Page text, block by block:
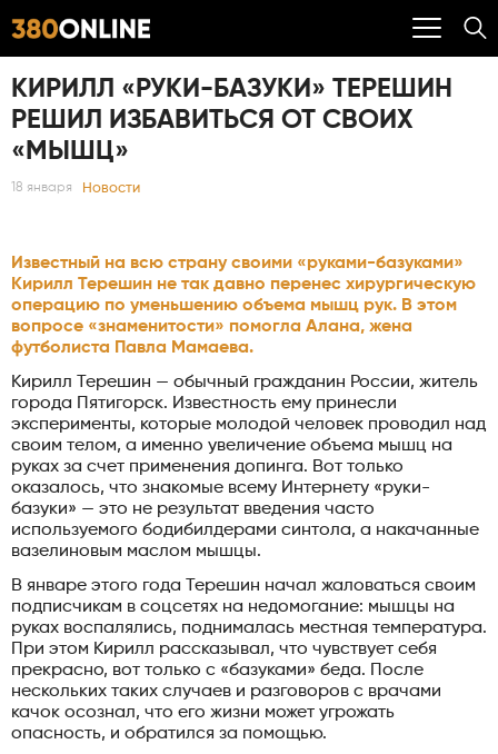
КИРИЛЛ «РУКИ-БАЗУКИ» ТЕРЕШИН
РЕШИЛ ИЗБАВИТЬСЯ ОТ СВОИХ
«МЫШЦ»
18 января Новости
Известный на всю страну своими «руками-базуками»
Кирилл Терешин не так давно перенес хирургическую
операцию по уменьшению объема мышц рук. В этом
вопросе «знаменитости» помогла Алана, жена
футболиста Павла Мамаева.
Кирилл Терешин — обычный гражданин России, житель
города Пятигорск. Известность ему принесли
эксперименты, которые молодой человек проводил над
своим телом, а именно увеличение объема мышц на
руках за счет применения допинга. Вот только
оказалось, что знакомые всему Интернету «руки-
базуки» — это не результат введения часто
используемого бодибилдерами синтола, а накачанные
вазелиновым маслом мышцы.
В январе этого года Терешин начал жаловаться своим
подписчикам в соцсетях на недомогание: мышцы на
руках воспалялись, поднималась местная температура.
При этом Кирилл рассказывал, что чувствует себя
прекрасно, вот только с «базуками» беда. После
нескольких таких случаев и разговоров с врачами
качок осознал, что его жизни может угрожать
опасность, и обратился за помощью.